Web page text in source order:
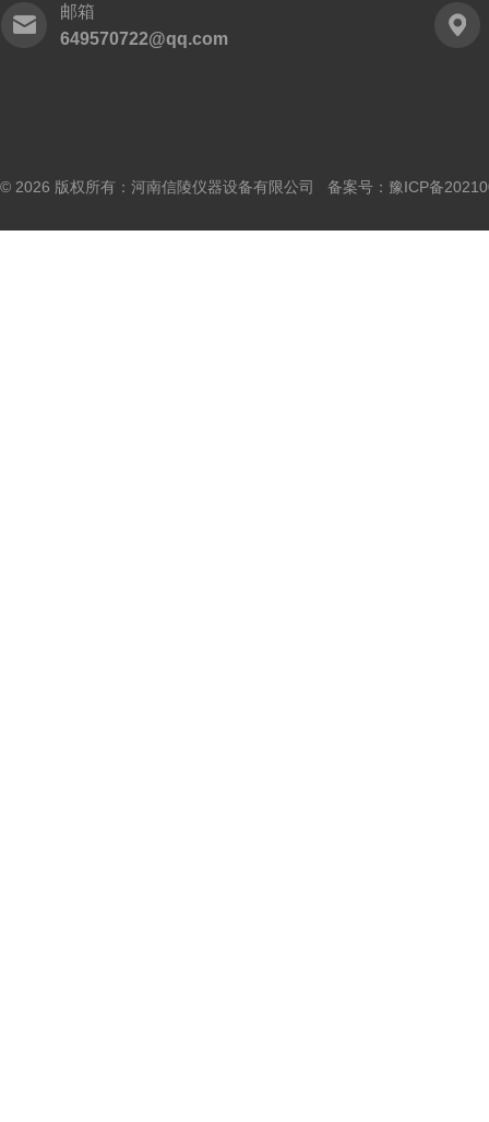
邮箱
649570722@qq.com
© 2026 版权所有：河南信陵仪器设备有限公司 备案号： 豫ICP备